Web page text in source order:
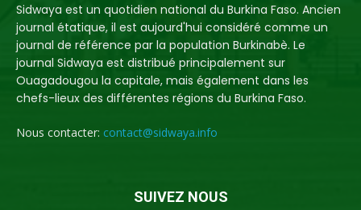
Sidwaya est un quotidien national du Burkina Faso. Ancien
journal étatique, il est aujourd'hui considéré comme un
journal de référence par la population Burkinabè. Le
journal Sidwaya est distribué principalement sur
Ouagadougou la capitale, mais également dans les
chefs-lieux des différentes régions du Burkina Faso.
Nous contacter: contact@sidwaya.info
SUIVEZ NOUS